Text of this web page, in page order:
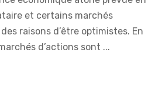
et certains marchés
raisons d’être optimistes. En
d’actions sont ...